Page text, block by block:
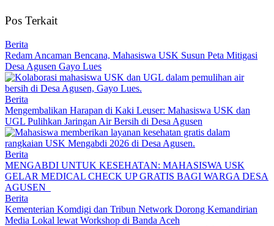
Pos Terkait
Berita
Redam Ancaman Bencana, Mahasiswa USK Susun Peta Mitigasi
Desa Agusen Gayo Lues
Berita
Mengembalikan Harapan di Kaki Leuser: Mahasiswa USK dan
UGL Pulihkan Jaringan Air Bersih di Desa Agusen
Berita
MENGABDI UNTUK KESEHATAN: MAHASISWA USK
GELAR MEDICAL CHECK UP GRATIS BAGI WARGA DESA
AGUSEN
Berita
Kementerian Komdigi dan Tribun Network Dorong Kemandirian
Media Lokal lewat Workshop di Banda Aceh